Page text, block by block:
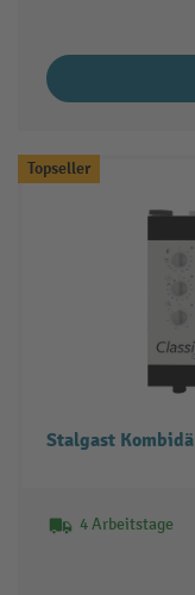
Topseller
Stalgast
4 Arbeitstage